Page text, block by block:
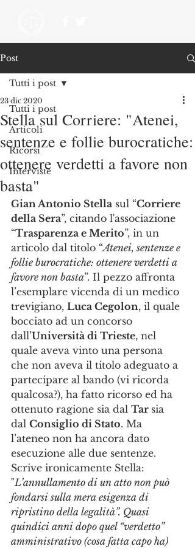
Post
Tutti i post
Articoli
Ricorsi
Interviste
Tutti i post
Stella sul Corriere: "Atenei,
sentenze e follie burocratiche:
ottenere verdetti a favore non
basta"
23 dic 2020
Gian Antonio Stella sul “Corriere
della Sera”, citando l'associazione
“Trasparenza e Merito”, in un
articolo dal titolo “Atenei, sentenze e
follie burocratiche: ottenere verdetti a
favore non basta”. Il pezzo affronta
l’esemplare vicenda di un medico
trevigiano, Luca Cegolon, il quale
bocciato ad un concorso
dall’Università di Trieste, nel
quale aveva vinto una persona
che non aveva il titolo adeguato a
partecipare al bando (vi ricorda
qualcosa?), ha fatto ricorso ed ha
ottenuto ragione sia dal Tar sia
dal Consiglio di Stato. Ma
l’ateneo non ha ancora dato
esecuzione alle due sentenze.
Scrive ironicamente Stella:
"L’annullamento di un atto non può
fondarsi sulla mera esigenza di
ripristino della legalità”. Quasi
quindici anni dopo quel “verdetto”
amministrativo (cosa fatta capo ha)